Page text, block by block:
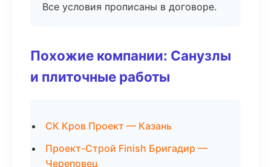
Все условия прописаны в договоре.
Похожие компании: Санузлы
и плиточные работы
СК Кров Проект — Казань
Проект-Строй Finish Бригадир —
Череповец